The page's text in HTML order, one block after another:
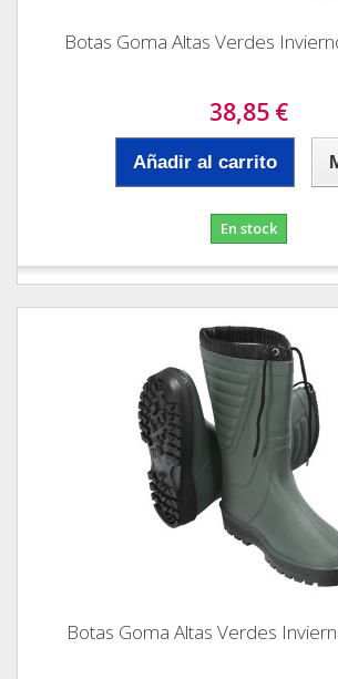
Botas Goma Altas Verdes
38,85 €
Añadir al carrito
En stock
Botas Goma Altas Verdes